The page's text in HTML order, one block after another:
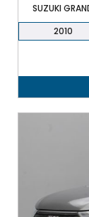
SUZUKI
2010